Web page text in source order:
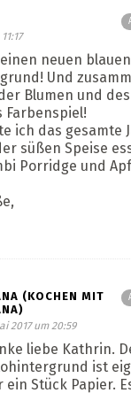
neuen blauen
Und
Blumen und
Farbenspiel!
ich das gesamte
süßen Speise
Porridge und
(KOCHEN MIT
2017 um 20:59
liebe Kathrin.
ist
ein Stück Papier.